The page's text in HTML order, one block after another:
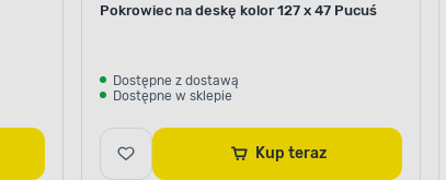
Pokrowiec na deskę kolor 127 x 47 Pucuś
Dostępne z dostawą
Dostępne w sklepie
Kup teraz